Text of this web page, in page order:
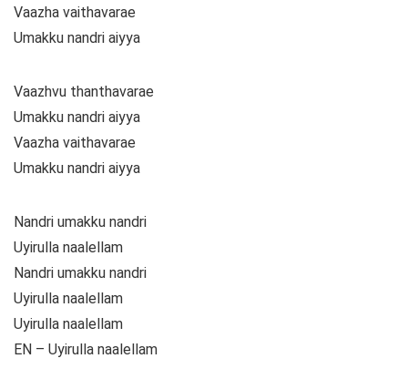
Vaazha vaithavarae
Umakku nandri aiyya
Vaazhvu thanthavarae
Umakku nandri aiyya
Vaazha vaithavarae
Umakku nandri aiyya
Nandri umakku nandri
Uyirulla naalellam
Nandri umakku nandri
Uyirulla naalellam
Uyirulla naalellam
EN – Uyirulla naalellam